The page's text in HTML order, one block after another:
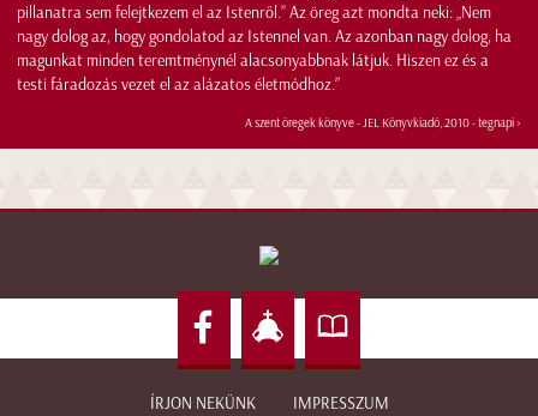
pillanatra sem felejtkezem el az Istenről.” Az öreg azt mondta neki: „Nem
nagy dolog az, hogy gondolatod az Istennel van. Az azonban nagy dolog, ha
magunkat minden teremtménynél alacsonyabbnak látjuk. Hiszen ez és a
testi fáradozás vezet el az alázatos életmódhoz.”
A szent öregek könyve - JEL Könyvkiadó, 2010 -tegnapi >
ÍRJON NEKÜNK IMPRESSZUM